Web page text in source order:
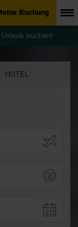
Buchung
buchen!
HOTEL